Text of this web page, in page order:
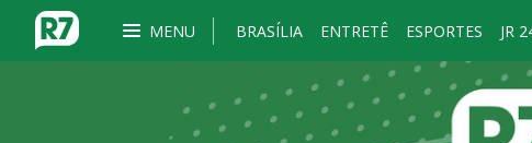
MENU BRASÍLIA ENTRETÊ ESPORTES JR